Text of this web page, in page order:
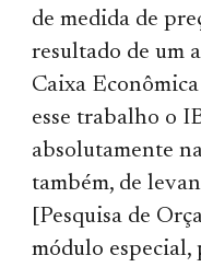
de medida de
resultado de um
Caixa
esse trabalho o
absolutamente
também, de
[Pesquisa de
módulo especial,